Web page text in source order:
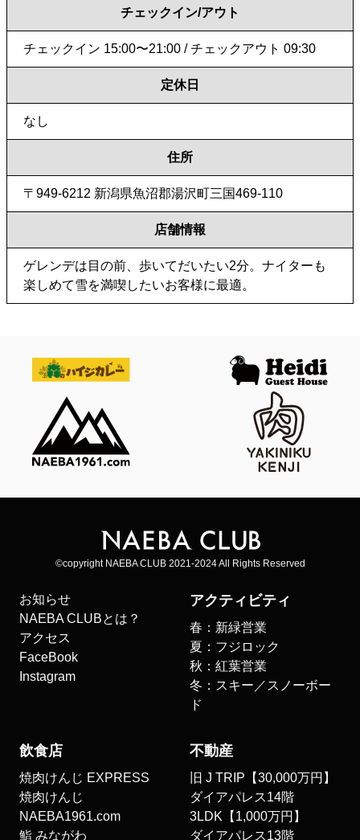
チェックイン/アウト
チェックイン 15:00〜21:00 / チェックアウト 09:30
定休日
なし
住所
〒949-6212 新潟県魚沼郡湯沢町三国469-110
店舗情報
ゲレンデは目の前、歩いてだいたい2分。ナイターも
楽しめて雪を満喫したいお客様に最適。
©copyright NAEBA CLUB 2021-2024 All Rights Reserved
お知らせ
NAEBA CLUBとは？
アクセス
FaceBook
Instagram
アクティビティ
春：新緑営業
夏：フジロック
秋：紅葉営業
冬：スキー／スノーボー
ド
飲食店
焼肉けんじ EXPRESS
焼肉けんじ
NAEBA1961.com
鮨 みながわ
不動産
旧 J TRIP【30,000万円】
ダイアパレス14階
3LDK【1,000万円】
ダイアパレス13階